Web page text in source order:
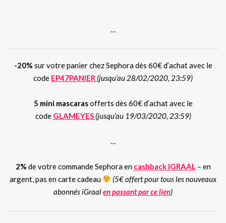
…
-20% sur votre panier chez Sephora dès 60€ d’achat avec le
code EP47PANIER (jusqu’au 28/02/2020, 23:59)
5 mini mascarasofferts dès 60€ d’achat avec le
code GLAMEYES (jusqu’au 19/03/2020, 23:59)
…
2% de votre commande Sephora en cashback IGRAAL– en
argent, pas en carte cadeau
(5€ offert pour tous les nouveaux
abonnés iGraalen passant par ce lien)